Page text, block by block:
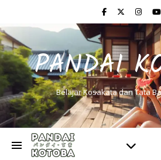
PANDAI
Belajar Kosakata dan Tata